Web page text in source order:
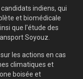
indiens, qui
et biomédicale
que l'étude des
Soyouz.
les actions en cas
climatiques et
boisée et